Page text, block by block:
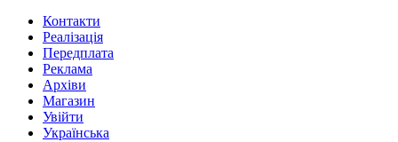
Контакти
Реалізація
Передплата
Реклама
Архіви
Магазин
Увійти
Українська